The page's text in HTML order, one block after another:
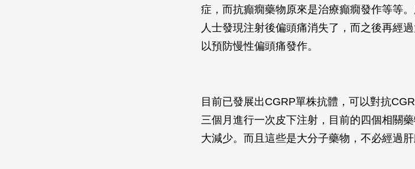
症，而抗癲癇藥物原來是治療癲癇發作等等
人士發現注射後偏頭痛消失了，而之後再經
以預防慢性偏頭痛發作。
目前已發展出CGRP單株抗體，可以對抗
三個月進行一次皮下注射，目前的四個相關
大減少。而且這些是大分子藥物，不必經過